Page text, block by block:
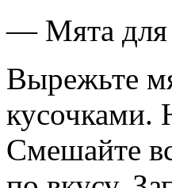
— Мята для
Вырежьте
кусочками.
Смешайте